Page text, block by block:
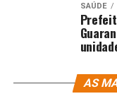
SAÚDE
AS